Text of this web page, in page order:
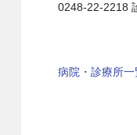
0248-22-2218
病院・診療所一